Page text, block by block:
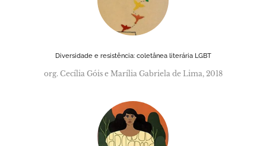
Diversidade e resistência: coletânea literária LGBT
org. Cecília Góis e Marília Gabriela de Lima, 2018